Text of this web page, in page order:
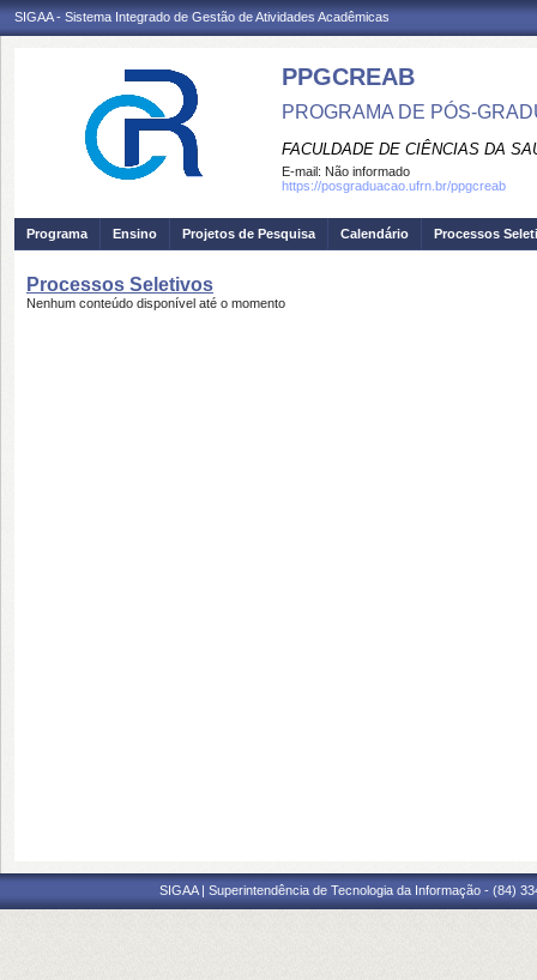
SIGAA - Sistema Integrado de Gestão de Atividades Acadêmicas
PPGCREAB
PROGRAMA DE PÓS-
FACULDADE DE CIÊNCIAS DA
E-mail: Não informado
https://posgraduacao.ufrn.br/ppgcreab
Programa Ensino Projetos de Pesquisa Calendário Processos
Processos Seletivos
Nenhum conteúdo disponível até o momento
SIGAA | Superintendência de Tecnologia da Informação - (84)